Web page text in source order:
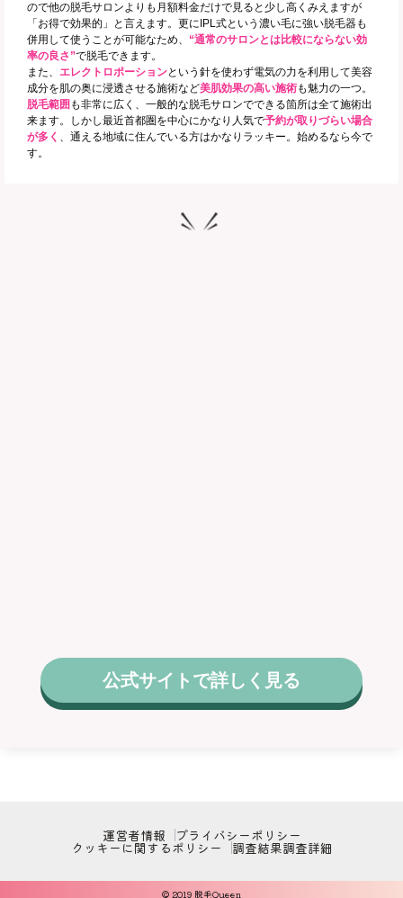
ので他の脱毛サロンよりも月額料金だけで見ると少し高くみえますが
「お得で効果的」と言えます。更にIPL式という濃い毛に強い脱毛器も
併用して使うことが可能なため、 “通常のサロンとは比較にならない効
率の良さ”で脱毛できます。
また、 エレクトロポーションという針を使わず電気の力を利用して美容
成分を肌の奥に浸透させる施術など美肌効果の高い施術も魅力の一つ。
脱毛範囲 も非常に広く、一般的な脱毛サロンでできる箇所は全て施術出
来ます。しかし最近首都圏を中心にかなり人気で予約が取りづらい場合
が多く 、通える地域に住んでいる方はかなりラッキー。始めるなら今で
す。
公式サイトで詳しく見る
運営者情報 プライバシーポリシー
クッキーに関するポリシー 調査結果調査詳細
© 2019 脱毛Queen